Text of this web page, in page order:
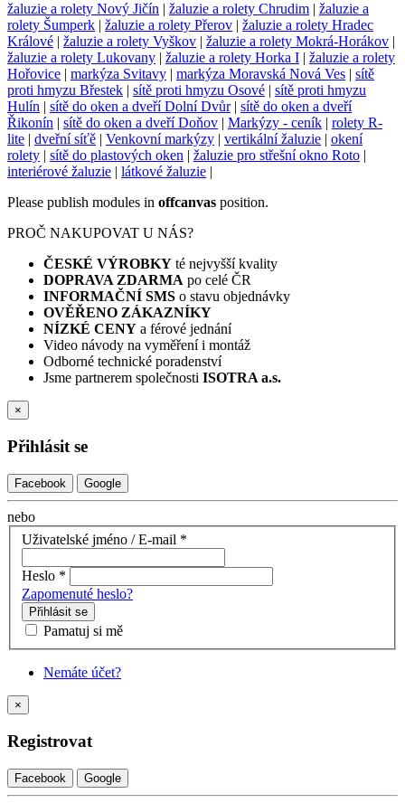
žaluzie a rolety Nový Jičín | žaluzie a rolety Chrudim | žaluzie a
rolety Šumperk | žaluzie a rolety Přerov | žaluzie a rolety Hradec
Králové | žaluzie a rolety Vyškov | žaluzie a rolety Mokrá-Horákov |
žaluzie a rolety Lukovany | žaluzie a rolety Horka I | žaluzie a rolety
Hořovice | markýza Svitavy | markýza Moravská Nová Ves | sítě
proti hmyzu Břestek | sítě proti hmyzu Osové | sítě proti hmyzu
Hulín | sítě do oken a dveří Dolní Dvůr| sítě do oken a dveří
Řikonín | sítě do oken a dveří Doňov | Markýzy - ceník | rolety R-
lite | dveřní síťě | Venkovní markýzy | vertikální žaluzie | okení
rolety | sítě do plastových oken | žaluzie pro střešní okno Roto |
interiérové žaluzie | látkové žaluzie |
Please publish modules in offcanvas position.
PROČ NAKUPOVAT U NÁS?
ČESKÉ VÝROBKY té nejvyšší kvality
DOPRAVA ZDARMA po celé ČR
INFORMAČNÍ SMS o stavu objednávky
OVĚŘENO ZÁKAZNÍKY
NÍZKÉ CENY a férové jednání
Video návody na vyměření i montáž
Odborné technické poradenství
Jsme partnerem společnosti ISOTRA a.s.
×
Přihlásit se
Facebook Google
nebo
Uživatelské jméno / E-mail *
Heslo *
Zapomenuté heslo?
Přihlásit se
Pamatuj si mě
Nemáte účet?
×
Registrovat
Facebook Google